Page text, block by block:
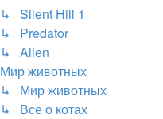
↳ Silent Hill 1
↳ Predator
↳ Alien
Мир животных
↳ Мир животных
↳ Все о котах